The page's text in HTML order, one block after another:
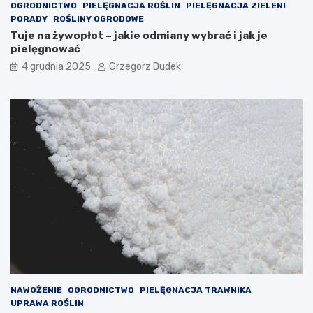
OGRODNICTWO PIELĘGNACJA ROŚLIN
PIELĘGNACJA ZIELENI
PORADY
ROŚLINY OGRODOWE
Tuje na żywopłot – jakie odmiany wybrać i jak je
pielęgnować
4 grudnia 2025 Grzegorz Dudek
NAWOŻENIE OGRODNICTWO
PIELĘGNACJA TRAWNIKA
UPRAWA ROŚLIN